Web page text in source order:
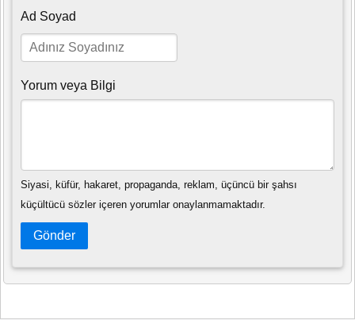
Ad Soyad
Yorum veya Bilgi
Siyasi, küfür, hakaret, propaganda, reklam, üçüncü bir şahsı
küçültücü sözler içeren yorumlar onaylanmamaktadır.
Gönder